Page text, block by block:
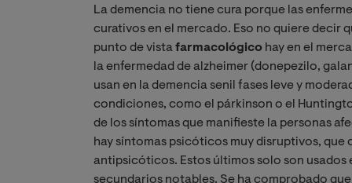
La demencia no tiene cura porque las
curativos en el mercado. Eso no quiere decir
punto de vistafarmacológico hay en el
la enfermedad de alzheimer (donepezilo,
usan en la demencia senil fases leve y
condiciones, como el párkinson o el
de los síntomas que manifieste la personas
hay síntomas psicóticos muy disruptivos,
antipsicóticos. Estos últimos solo son
secundarios notables. Se ha comprobado